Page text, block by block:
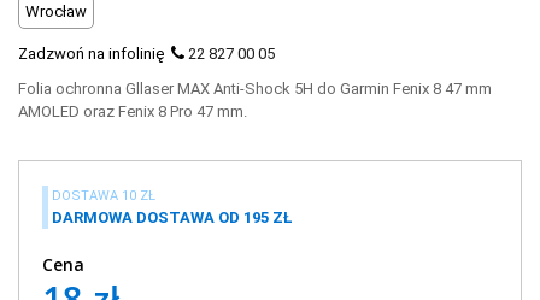
Wrocław
Zadzwoń na infolinię
22 827 00 05
Folia ochronna Gllaser MAX Anti-Shock 5H do Garmin Fenix 8 47 mm
AMOLED oraz Fenix 8 Pro 47 mm.
DOSTAWA 10 ZŁ
DARMOWA DOSTAWA OD 195 ZŁ
Cena